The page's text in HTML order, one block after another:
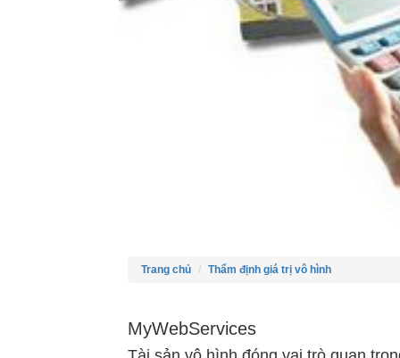
Trang chủ Thẩm định giá trị vô hình
MyWebServices